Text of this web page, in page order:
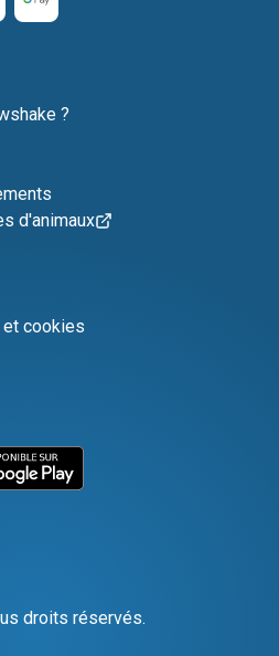
?
d'animaux
cookies
droits réservés.